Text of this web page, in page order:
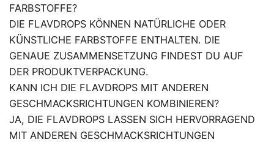
FARBSTOFFE?
DIE FLAVDROPS KÖNNEN NATÜRLICHE ODER
KÜNSTLICHE FARBSTOFFE ENTHALTEN. DIE
GENAUE ZUSAMMENSETZUNG FINDEST DU AUF
DER PRODUKTVERPACKUNG.
KANN ICH DIE FLAVDROPS MIT ANDEREN
GESCHMACKSRICHTUNGEN KOMBINIEREN?
JA, DIE FLAVDROPS LASSEN SICH HERVORRAGEND
MIT ANDEREN GESCHMACKSRICHTUNGEN